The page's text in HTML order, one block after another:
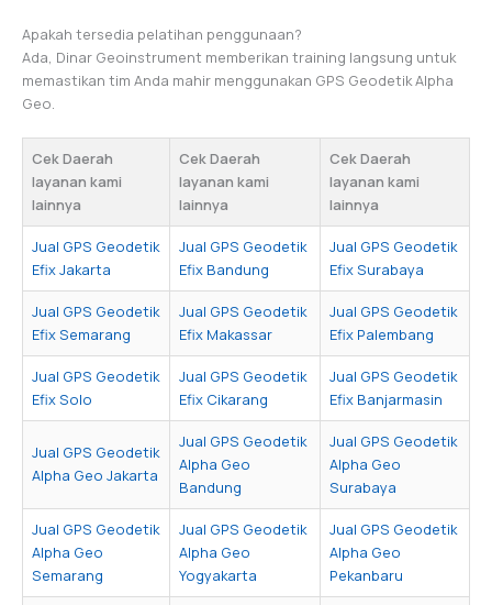
Apakah tersedia pelatihan penggunaan?
Ada, Dinar Geoinstrument memberikan training langsung untuk
memastikan tim Anda mahir menggunakan GPS Geodetik Alpha
Geo.
Cek Daerah
layanan kami
lainnya
Cek Daerah
layanan kami
lainnya
Cek Daerah
layanan kami
lainnya
Jual GPS Geodetik
Efix Jakarta
Jual GPS Geodetik
Efix Bandung
Jual GPS Geodetik
Efix Surabaya
Jual GPS Geodetik
Efix Semarang
Jual GPS Geodetik
Efix Makassar
Jual GPS Geodetik
Efix Palembang
Jual GPS Geodetik
Efix Solo
Jual GPS Geodetik
Efix Cikarang
Jual GPS Geodetik
Efix Banjarmasin
Jual GPS Geodetik
Alpha Geo Jakarta
Jual GPS Geodetik
Alpha Geo
Bandung
Jual GPS Geodetik
Alpha Geo
Surabaya
Jual GPS Geodetik
Alpha Geo
Semarang
Jual GPS Geodetik
Alpha Geo
Yogyakarta
Jual GPS Geodetik
Alpha Geo
Pekanbaru